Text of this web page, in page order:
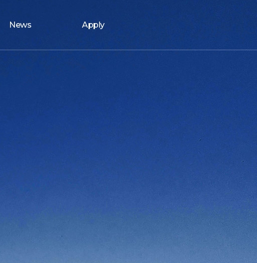
News Apply